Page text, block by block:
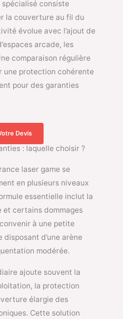
spécialisé consiste
la couverture au fil du
évolue avec l’ajout de
arcade, les
comparaison régulière
une protection cohérente
pour des garanties
Devis
: laquelle choisir ?
laser game se
en plusieurs niveaux
essentielle inclut la
et certains dommages
à une petite
d’une arène
modérée.
ajoute souvent la
la protection
élargie des
Cette solution